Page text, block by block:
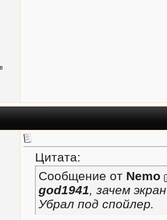
Цитата:
Сообщение от Nemo
god1941, зачем
Убрал под спойлер.